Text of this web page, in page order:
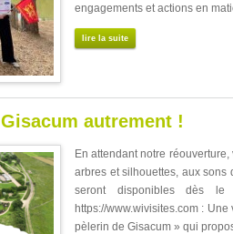
engagements et actions en
lire la suite
autrement !
En attendant notre
arbres et silhouettes, aux sons
seront disponibles dès
https://www.wivisites.com :
pèlerin de Gisacum » qui